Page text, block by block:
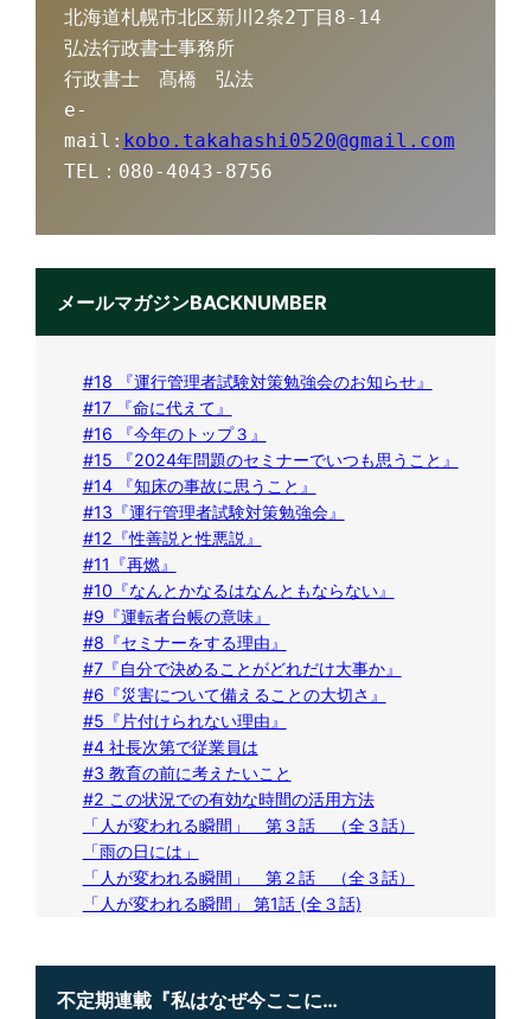
北海道札幌市北区新川2条2丁目8-14
弘法行政書士事務所
行政書士　髙橋　弘法
e-
mail: kobo.takahashi0520@gmail.com
TEL：080-4043-8756
メールマガジンBACKNUMBER
#18 『運行管理者試験対策勉強会のお知らせ』
#17 『命に代えて』
#16 『今年のトップ３』
#15 『2024年問題のセミナーでいつも思うこと』
#14 『知床の事故に思うこと』
#13『運行管理者試験対策勉強会』
#12『性善説と性悪説』
#11『再燃』
#10『なんとかなるはなんともならない』
#9『運転者台帳の意味』
#8『セミナーをする理由』
#7『自分で決めることがどれだけ大事か』
#6『災害について備えることの大切さ』
#5『片付けられない理由』
#4 社長次第で従業員は
#3 教育の前に考えたいこと
#2 この状況での有効な時間の活用方法
「人が変われる瞬間」 第３話 （全３話）
「雨の日には」
「人が変われる瞬間」 第２話 （全３話）
「人が変われる瞬間」 第1話 (全３話)
不定期連載『私はなぜ今ここに…